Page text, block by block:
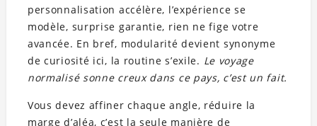
personnalisation accélère, l’expérience se
modèle, surprise garantie, rien ne fige votre
avancée. En bref, modularité devient synonyme
de curiosité ici, la routine s’exile. Le voyage
normalisé sonne creux dans ce pays, c’est un fait.
Vous devez affiner chaque angle, réduire la
marge d’aléa, c’est la seule manière de